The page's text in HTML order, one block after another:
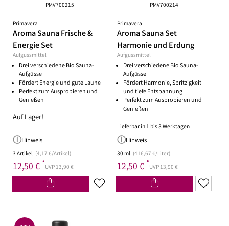
PMV700215
Primavera
Aroma Sauna Frische &
Energie Set
Aufgussmittel
Drei verschiedene Bio Sauna-
Aufgüsse
Fördert Energie und gute Laune
Perfekt zum Ausprobieren und
Genießen
Auf Lager!
Hinweis
3 Artikel (4,17 €/Artikel)
12,50 € *UVP 13,90 €
PMV700214
Primavera
Aroma Sauna Set
Harmonie und Erdung
Aufgussmittel
Drei verschiedene Bio Sauna-
Aufgüsse
Fördert Harmonie, Spritzigkeit
und tiefe Entspannung
Perfekt zum Ausprobieren und
Genießen
Lieferbar in 1 bis 3 Werktagen
Hinweis
30 ml (416,67 €/Liter)
12,50 € *UVP 13,90 €